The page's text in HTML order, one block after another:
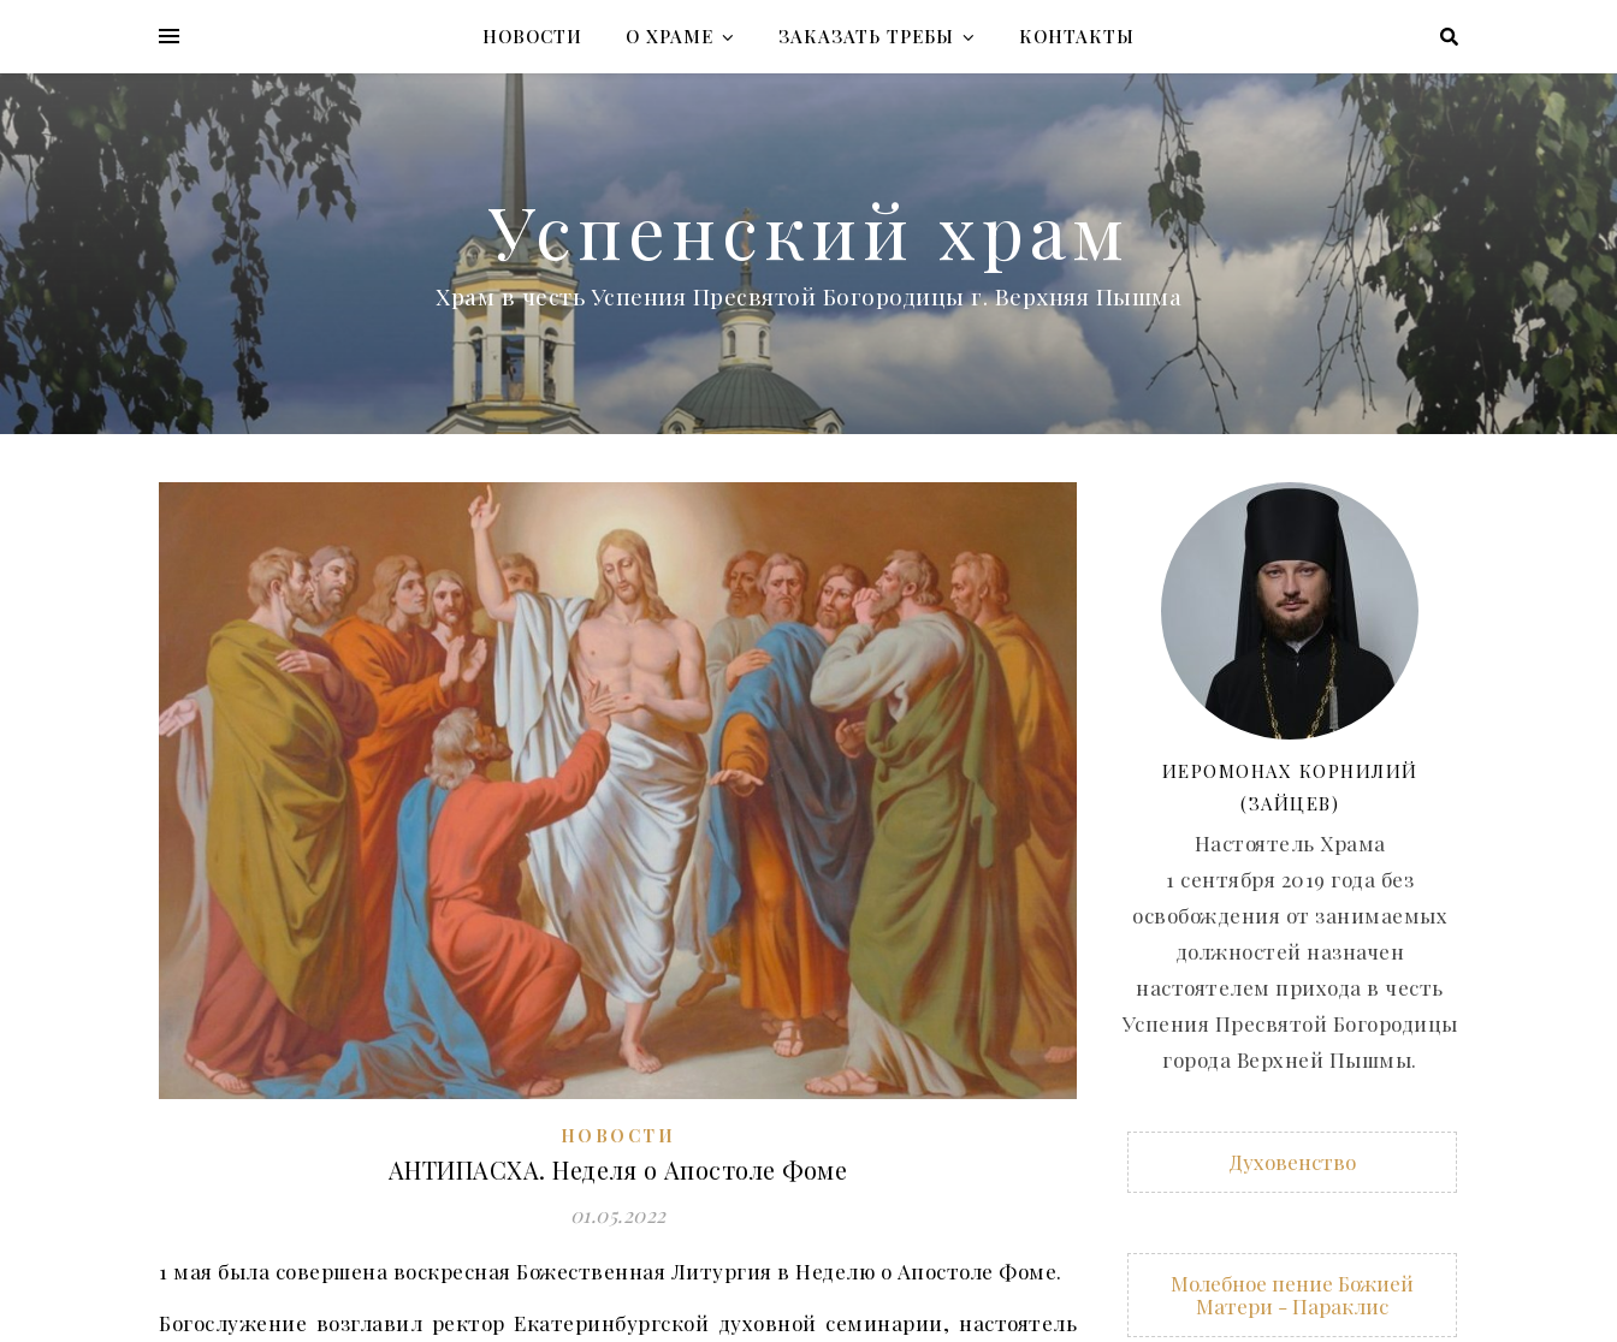
НОВОСТИ О ХРАМЕ ЗАКАЗАТЬ ТРЕБЫ КОНТАКТЫ
Успенский храм
Храм в честь Успения Пресвятой Богородицы г. Верхняя Пышма
НОВОСТИ
АНТИПАСХА. Неделя о Апостоле Фоме
01.05.2022
1 мая была совершена воскресная Божественная Литургия в Неделю о Апостоле Фоме.
Богослужение возглавил ректор Екатеринбургской духовной семинарии, настоятель
ИЕРОМОНАХ КОРНИЛИЙ
(ЗАЙЦЕВ)
Настоятель Храма
1 сентября 2019 года без
освобождения от занимаемых
должностей назначен
настоятелем прихода в честь
Успения Пресвятой Богородицы
города Верхней Пышмы.
Духовенство
Молебное пение Божией
Матери - Параклис